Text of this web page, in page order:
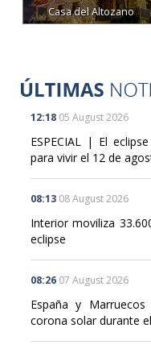
Casa del Altozano
12:18 05 August 2026
ESPECIAL | El
para vivir el 12 de
08:13 08 August 2026
Interior moviliza
eclipse
08:26 07 August 2026
España y
corona solar durante